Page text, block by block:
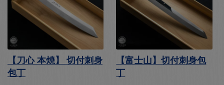
【刀心 本焼】 切付刺身
包丁
【富士山】切付刺身包
丁